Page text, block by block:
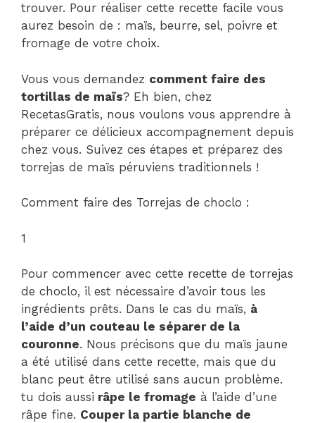
trouver. Pour réaliser cette recette facile vous
aurez besoin de : maïs, beurre, sel, poivre et
fromage de votre choix.
Vous vous demandez comment faire des
tortillas de maïs? Eh bien, chez
RecetasGratis, nous voulons vous apprendre à
préparer ce délicieux accompagnement depuis
chez vous. Suivez ces étapes et préparez des
torrejas de maïs péruviens traditionnels !
Comment faire des Torrejas de choclo :
1
Pour commencer avec cette recette de torrejas
de choclo, il est nécessaire d’avoir tous les
ingrédients prêts. Dans le cas du maïs, à
l’aide d’un couteau le séparer de la
couronne. Nous précisons que du maïs jaune
a été utilisé dans cette recette, mais que du
blanc peut être utilisé sans aucun problème.
tu dois aussi râpe le fromage à l’aide d’une
râpe fine. Couper la partie blanche de